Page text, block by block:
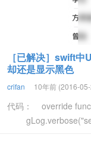
［已解决］swift
却还是显示黑色
crifan 10年前 (2016-
代码： override